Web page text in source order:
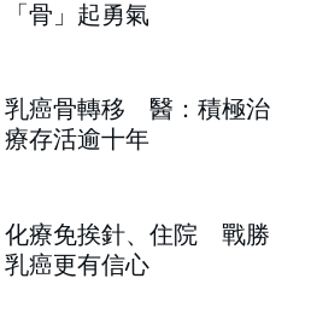
「骨」起勇氣
乳癌骨轉移 醫：積極治
療存活逾十年
化療免挨針、住院 戰勝
乳癌更有信心